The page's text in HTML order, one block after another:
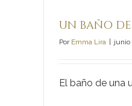
UN BAÑO
Por Emma Lira junio
El baño de una